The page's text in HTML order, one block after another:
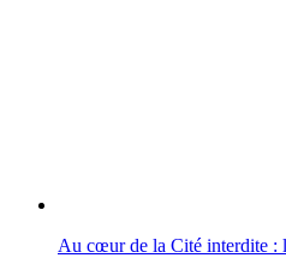
Au cœur de la Cité interdite :